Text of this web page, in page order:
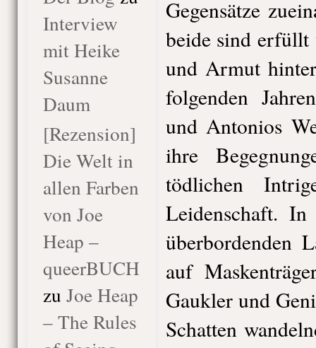
Interview
mit Heike
Susanne
Daum
[Rezension]
Die Welt in
allen Farben
von Joe
Heap –
queerBUCH
zu Joe Heap
– The Rules
Gegensätze
beide sind erfüllt
und Armut
folgenden
und Antonios
ihre
tödlichen
Leidenschaft.
überbordenden
auf
Gaukler und
Schatten